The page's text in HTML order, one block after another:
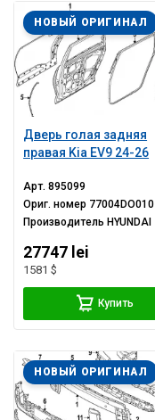
Дверь голая задняя
правая Kia EV9 24-26
НОВЫЙ ОРИГИНАЛ
Арт.895099
Ориг. номер 77004DO010
Производитель HYUNDAI
27747 lei
1581 $
Купить
НОВЫЙ ОРИГИНАЛ